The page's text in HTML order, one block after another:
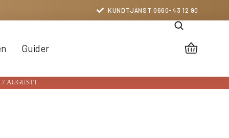
KUNDTJÄNST 0660-43 12 90
Guider
AUGUSTI.